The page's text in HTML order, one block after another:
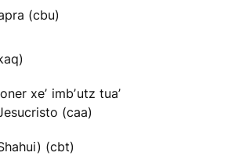
(cbu)
xeʼ imbʼutz tuaʼ
(caa)
(cbt)